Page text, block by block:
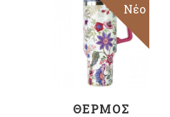
Νέο
ΠΡΟΣΘΉΚΗ
ΣΤΟ ΚΑΛΆΘΙ
ΘΕΡΜΌΣ